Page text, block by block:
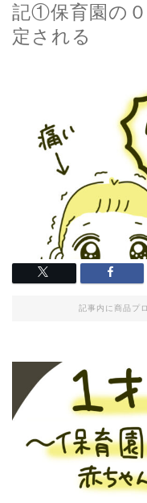
記①保育園の
定される
記事内に商品プ